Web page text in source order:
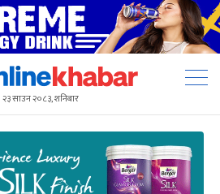
२३ साउन २०८३, शनिबार